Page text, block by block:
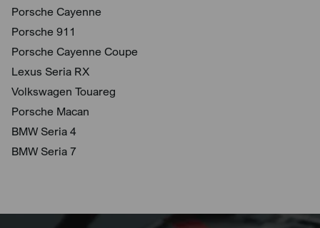
Porsche Cayenne
Porsche 911
Porsche Cayenne Coupe
Lexus Seria RX
Volkswagen Touareg
Porsche Macan
BMW Seria 4
BMW Seria 7